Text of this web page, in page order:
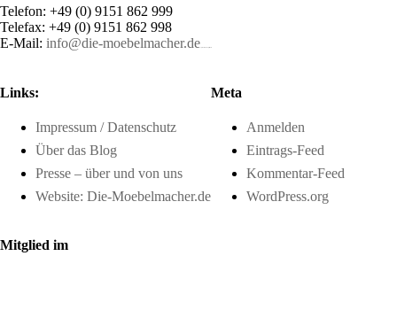
Telefon: +49 (0) 9151 862 999
Telefax: +49 (0) 9151 862 998
E-Mail: info@die-moebelmacher.de
Links:
Impressum / Datenschutz
Über das Blog
Presse – über und von uns
Website: Die-Moebelmacher.de
Meta
Anmelden
Eintrags-Feed
Kommentar-Feed
WordPress.org
Mitglied im